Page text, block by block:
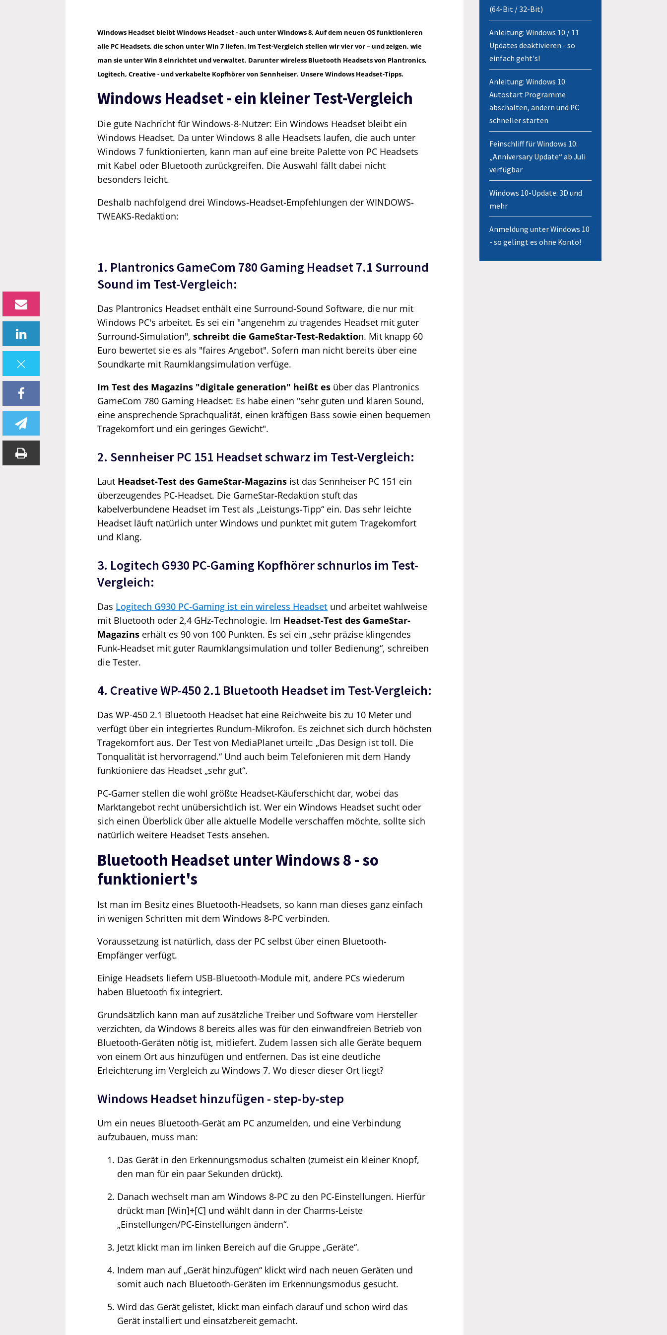
Windows Headset bleibt Windows Headset - auch unter Windows 8. Auf dem neuen OS funktionieren
alle PC Headsets, die schon unter Win 7 liefen. Im Test-Vergleich stellen wir vier vor – und zeigen, wie
man sie unter Win 8 einrichtet und verwaltet. Darunter wireless Bluetooth Headsets von Plantronics,
Logitech, Creative - und verkabelte Kopfhörer von Sennheiser. Unsere Windows Headset-Tipps.
Windows Headset - ein kleiner Test-Vergleich
Die gute Nachricht für Windows-8-Nutzer: Ein Windows Headset bleibt ein
Windows Headset. Da unter Windows 8 alle Headsets laufen, die auch unter
Windows 7 funktionierten, kann man auf eine breite Palette von PC Headsets
mit Kabel oder Bluetooth zurückgreifen. Die Auswahl fällt dabei nicht
besonders leicht.
Deshalb nachfolgend drei Windows-Headset-Empfehlungen der WINDOWS-
TWEAKS-Redaktion:
1. Plantronics GameCom 780 Gaming Headset 7.1 Surround
Sound im Test-Vergleich:
Das Plantronics Headset enthält eine Surround-Sound Software, die nur mit
Windows PC's arbeitet. Es sei ein "angenehm zu tragendes Headset mit guter
Surround-Simulation", schreibt die GameStar-Test-Redaktion. Mit knapp 60
Euro bewertet sie es als "faires Angebot". Sofern man nicht bereits über eine
Soundkarte mit Raumklangsimulation verfüge.
Im Test des Magazins "digitale generation" heißt es über das Plantronics
GameCom 780 Gaming Headset: Es habe einen "sehr guten und klaren Sound,
eine ansprechende Sprachqualität, einen kräftigen Bass sowie einen bequemen
Tragekomfort und ein geringes Gewicht".
2. Sennheiser PC 151 Headset schwarz im Test-Vergleich:
Laut Headset-Test des GameStar-Magazins ist das Sennheiser PC 151 ein
überzeugendes PC-Headset. Die GameStar-Redaktion stuft das
kabelverbundene Headset im Test als „Leistungs-Tipp“ ein. Das sehr leichte
Headset läuft natürlich unter Windows und punktet mit gutem Tragekomfort
und Klang.
3. Logitech G930 PC-Gaming Kopfhörer schnurlos im Test-
Vergleich:
Das Logitech G930 PC-Gaming ist ein wireless Headset und arbeitet wahlweise
mit Bluetooth oder 2,4 GHz-Technologie. Im Headset-Test des GameStar-
Magazins erhält es 90 von 100 Punkten. Es sei ein „sehr präzise klingendes
Funk-Headset mit guter Raumklangsimulation und toller Bedienung“, schreiben
die Tester.
4. Creative WP-450 2.1 Bluetooth Headset im Test-Vergleich:
Das WP-450 2.1 Bluetooth Headset hat eine Reichweite bis zu 10 Meter und
verfügt über ein integriertes Rundum-Mikrofon. Es zeichnet sich durch höchsten
Tragekomfort aus. Der Test von MediaPlanet urteilt: „Das Design ist toll. Die
Tonqualität ist hervorragend.“ Und auch beim Telefonieren mit dem Handy
funktioniere das Headset „sehr gut“.
PC-Gamer stellen die wohl größte Headset-Käuferschicht dar, wobei das
Marktangebot recht unübersichtlich ist. Wer ein Windows Headset sucht oder
sich einen Überblick über alle aktuelle Modelle verschaffen möchte, sollte sich
natürlich weitere Headset Tests ansehen.
Bluetooth Headset unter Windows 8 - so
funktioniert's
Ist man im Besitz eines Bluetooth-Headsets, so kann man dieses ganz einfach
in wenigen Schritten mit dem Windows 8-PC verbinden.
Voraussetzung ist natürlich, dass der PC selbst über einen Bluetooth-
Empfänger verfügt.
Einige Headsets liefern USB-Bluetooth-Module mit, andere PCs wiederum
haben Bluetooth fix integriert.
Grundsätzlich kann man auf zusätzliche Treiber und Software vom Hersteller
verzichten, da Windows 8 bereits alles was für den einwandfreien Betrieb von
Bluetooth-Geräten nötig ist, mitliefert. Zudem lassen sich alle Geräte bequem
von einem Ort aus hinzufügen und entfernen. Das ist eine deutliche
Erleichterung im Vergleich zu Windows 7. Wo dieser dieser Ort liegt?
Windows Headset hinzufügen - step-by-step
Um ein neues Bluetooth-Gerät am PC anzumelden, und eine Verbindung
aufzubauen, muss man:
Das Gerät in den Erkennungsmodus schalten (zumeist ein kleiner Knopf,
den man für ein paar Sekunden drückt).
Danach wechselt man am Windows 8-PC zu den PC-Einstellungen. Hierfür
drückt man [Win]+[C] und wählt dann in der Charms-Leiste
„Einstellungen/PC-Einstellungen ändern“.
Jetzt klickt man im linken Bereich auf die Gruppe „Geräte“.
Indem man auf „Gerät hinzufügen“ klickt wird nach neuen Geräten und
somit auch nach Bluetooth-Geräten im Erkennungsmodus gesucht.
Wird das Gerät gelistet, klickt man einfach darauf und schon wird das
Gerät installiert und einsatzbereit gemacht.
(64-Bit / 32-Bit)
Anleitung: Windows 10 / 11
Updates deaktivieren - so
einfach geht's!
Anleitung: Windows 10
Autostart Programme
abschalten, ändern und PC
schneller starten
Feinschliff für Windows 10:
„Anniversary Update“ ab Juli
verfügbar
Windows 10-Update: 3D und
mehr
Anmeldung unter Windows 10
- so gelingt es ohne Konto!